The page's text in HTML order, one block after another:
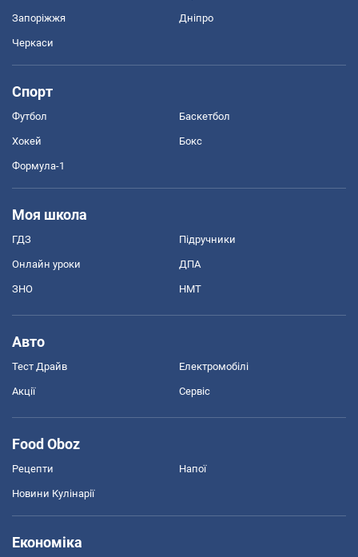
Запоріжжя Дніпро
Черкаси
Спорт
Футбол Баскетбол
Хокей Бокс
Формула-1
Моя школа
ГДЗ Підручники
Онлайн уроки ДПА
ЗНО НМТ
Авто
Тест Драйв Електромобілі
Акції Сервіс
Food Oboz
Рецепти Напої
Новини Кулінарії
Економіка